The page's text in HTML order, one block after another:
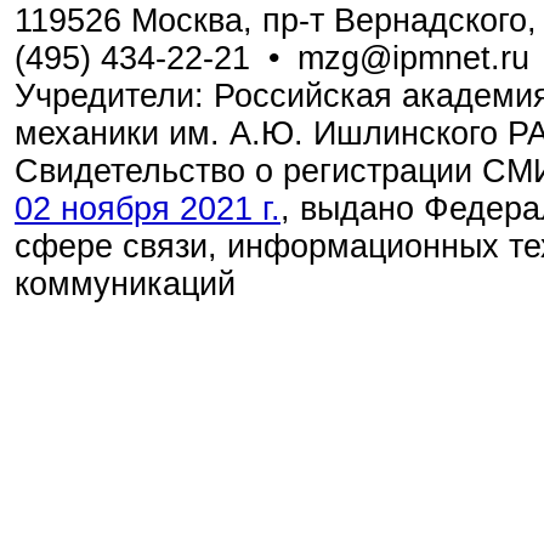
119526 Москва, пр-т
(495) 434-22-21 • mzg@ipmnet.ru
Учредители: Российская
механики им. А.Ю. Ишлинского
Свидетельство о регистрации
02 ноября 2021 г., выдано
сфере связи, информационных
коммуникаций